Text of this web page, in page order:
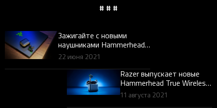
# # #
Зажигайте с новыми
наушниками Hammerhead
True Wireless X
22 июня 2021
Razer выпускает новые
Hammerhead True Wireless
с RGB-подсветкой Razer
Chroma™ и активным
11 августа 2021